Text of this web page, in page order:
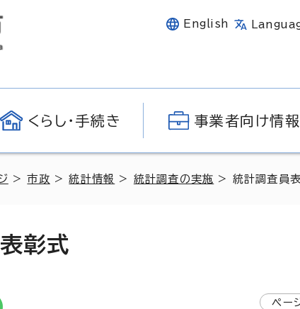
English
くらし・手続き 事業者向け情報
>市政 >統計情報 > 統計調査の実施 > 統計調査員
彰式
ペー